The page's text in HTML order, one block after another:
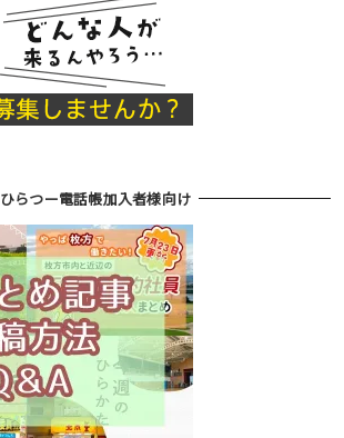
ひらつー電話帳加入者様向け